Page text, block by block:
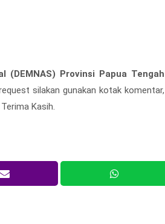
(DEMNAS) Provinsi Papua Tengah
silakan gunakan kotak komentar,
Kasih.